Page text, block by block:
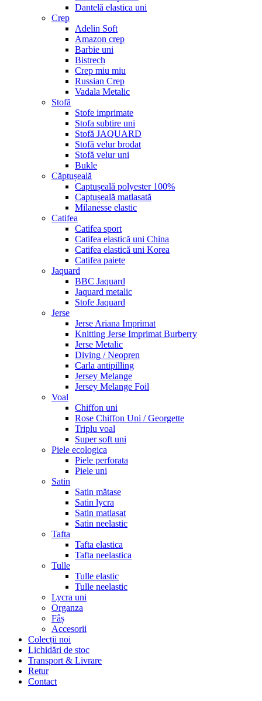
Dantelă elastica uni
Crep
Adelin Soft
Amazon crep
Barbie uni
Bistrech
Crep miu miu
Russian Crep
Vadala Metalic
Stofă
Stofe imprimate
Stofa subtire uni
Stofă JAQUARD
Stofă velur brodat
Stofă velur uni
Bukle
Căptușeală
Captușeală polyester 100%
Captușeală matlasată
Milanesse elastic
Catifea
Catifea sport
Catifea elastică uni China
Catifea elastică uni Korea
Catifea paiete
Jaquard
BBC Jaquard
Jaquard metalic
Stofe Jaquard
Jerse
Jerse Ariana Imprimat
Knitting Jerse Imprimat Burberry
Jerse Metalic
Diving / Neopren
Carla antipilling
Jersey Melange
Jersey Melange Foil
Voal
Chiffon uni
Rose Chiffon Uni / Georgette
Triplu voal
Super soft uni
Piele ecologica
Piele perforata
Piele uni
Satin
Satin mătase
Satin lycra
Satin matlasat
Satin neelastic
Tafta
Tafta elastica
Tafta neelastica
Tulle
Tulle elastic
Tulle neelastic
Lycra uni
Organza
Fâș
Accesorii
Colecții noi
Lichidări de stoc
Transport & Livrare
Retur
Contact